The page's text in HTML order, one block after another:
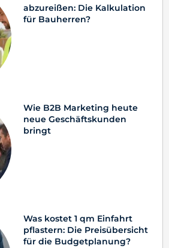
abzureißen: Die Kalkulation
für Bauherren?
Wie B2B Marketing heute
neue Geschäftskunden
bringt
Was kostet 1 qm Einfahrt
pflastern: Die Preisübersicht
für die Budgetplanung?